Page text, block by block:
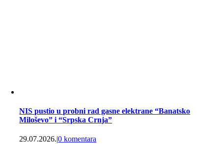
NIS pustio u probni rad gasne elektrane “Banatsko
Miloševo” i “Srpska Crnja”
29.07.2026.|0 komentara